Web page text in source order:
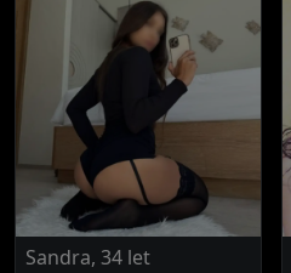
Sandra, 34 let